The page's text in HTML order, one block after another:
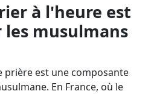
à l'heure est
musulmans
prière est une composante
En France, où le